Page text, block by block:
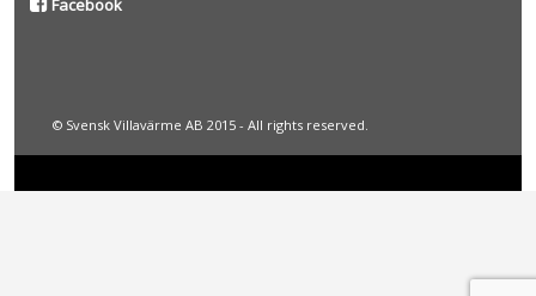
Facebook
© Svensk Villavärme AB 2015 - All rights reserved.